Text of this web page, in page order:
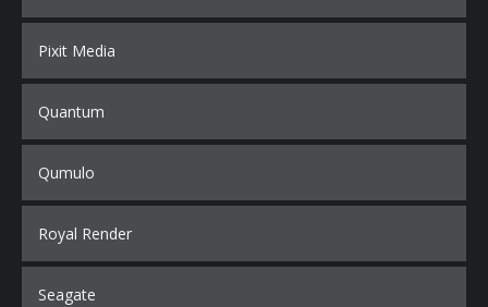
Pixit Media
Quantum
Qumulo
Royal Render
Seagate